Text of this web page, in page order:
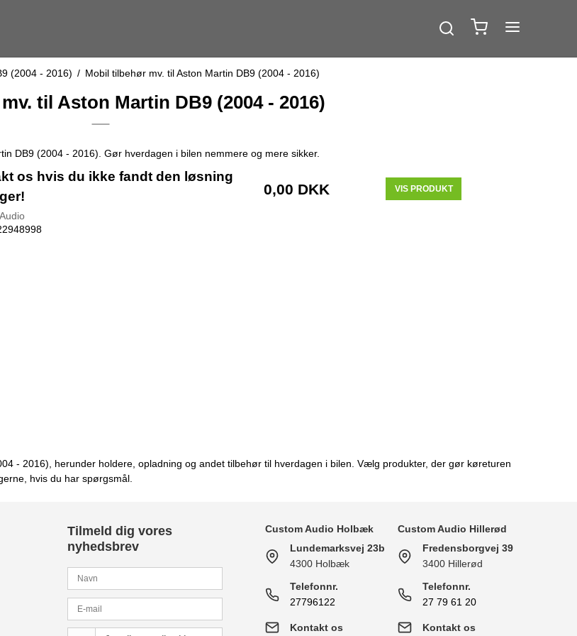
(2004 - 2016) / Mobil tilbehør mv. til Aston Martin DB9 (2004 - 2016)
til Aston Martin DB9 (2004 - 2016)
DB9 (2004 - 2016). Gør hverdagen i bilen nemmere og mere sikker.
os hvis du ikke fandt den løsning
0,00 DKK VIS PRODUKT
- 2016), herunder holdere, opladning og andet tilbehør til hverdagen i bilen. Vælg produkter, der gør køreturen
hvis du har spørgsmål.
Tilmeld dig vores
nyhedsbrev
Custom Audio Holbæk
Lundemarksvej 23b
4300 Holbæk
Telefonnr.
27796122
Kontakt os
Custom Audio Hillerød
Fredensborgvej 39
3400 Hillerød
Telefonnr.
27 79 61 20
Kontakt os